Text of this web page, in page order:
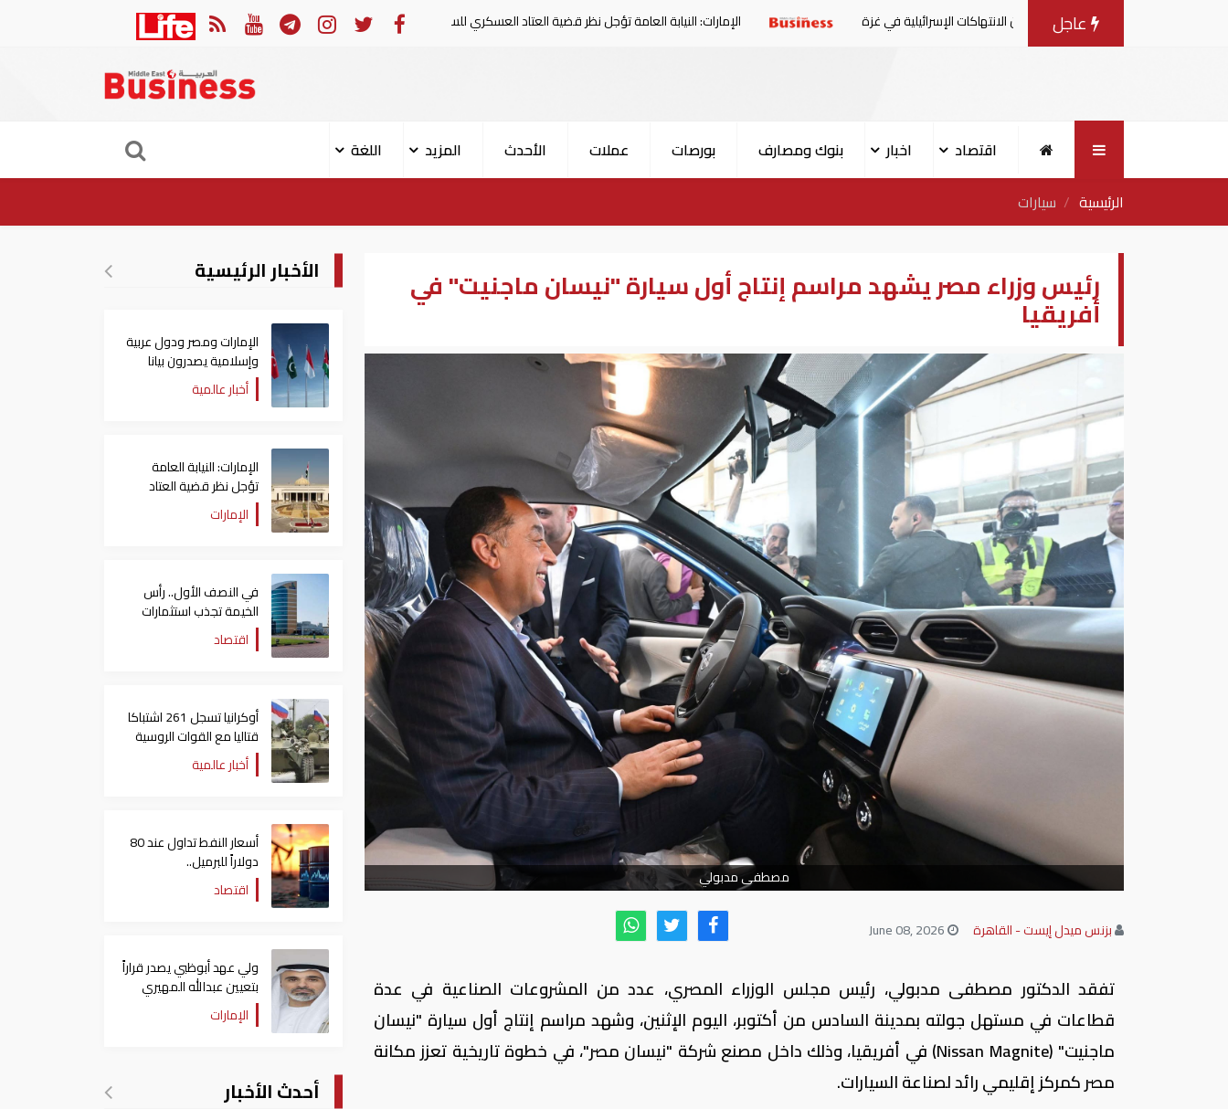
عاجل
بيانا مشتركا بشأن الانتهاكات الإسرائيلية في غزة الإمارات: النيابة العامة تؤجل نظر قضية العتاد العسكري للسودان في النصف الأول.. رأس الخيمة تجذب استثمارات تتجاوز 771 مليون درهم
اقتصاد اخبار بنوك ومصارف بورصات عملات الأحدث المزيد
اللغة
الرئيسية
سيارات
رئيس وزراء مصر يشهد مراسم إنتاج أول سيارة "نيسان ماجنيت" في
أفريقيا
مصطفى مدبولي
بزنس ميدل إيست - القاهرة
تفقد الدكتور مصطفى مدبولي، رئيس مجلس الوزراء المصري، عدد من المشروعات الصناعية في عدة
قطاعات في مستهل جولته بمدينة السادس من أكتوبر، اليوم الإثنين، وشهد مراسم إنتاج أول سيارة "نيسان
ماجنيت" (Nissan Magnite) في أفريقيا، وذلك داخل مصنع شركة "نيسان مصر"، في خطوة تاريخية تعزز مكانة
مصر كمركز إقليمي رائد لصناعة السيارات.
الأخبار الرئيسية
الإمارات ومصر ودول عربية
وإسلامية يصدرون بيانا
مشتركا بشأن الانتهاكات
الإسرائيلية في غزة
أخبار عالمية
الإمارات: النيابة العامة
تؤجل نظر قضية العتاد
العسكري للسودان
الإمارات
في النصف الأول.. رأس
الخيمة تجذب استثمارات
تتجاوز 771 مليون درهماقتصاد
أوكرانيا تسجل 261 اشتباكا
قتاليا مع القوات الروسية
أخبار عالمية
أسعار النفط تداول عند 80
دولاراً للبرميل..
وتراجع الأسهم الأمريكية
اقتصاد
ولي عهد أبوظبي يصدر قراراً
بتعيين عبدالله المهيري
رئيسا لـ"أبوظبي للتراث"
الإمارات
أحدث الأخبار